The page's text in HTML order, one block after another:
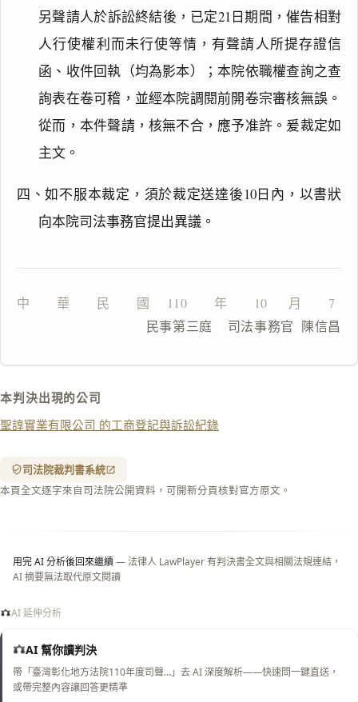
另聲請人於訴訟終結後，已定21日期間，催告相對
人行使權利而未行使等情，有聲請人所提存證信
函、收件回執（均為影本）；本院依職權查詢之查
詢表在卷可稽，並經本院調閱前開卷宗審核無誤。
從而，本件聲請，核無不合，應予准許。爰裁定如
主文。
四、如不服本裁定，須於裁定送達後10日內，以書狀
向本院司法事務官提出異議。
中　　華　　民　　國　 110　　年　　10　  月　　7　
                  民事第三庭    司法事務官  陳信昌
本判決出現的公司
聖諄實業有限公司 的工商登記與訴訟紀錄
司法院裁判書系統
本頁全文逐字來自司法院公開資料，可開新分頁核對官方原文。
用完 AI 分析後回來繼續— 法律人 LawPlayer 有判決書全文與相關法規連結，
AI 摘要無法取代原文閱讀
AI 延伸分析
AI 幫你讀判決
帶「臺灣彰化地方法院110年度司聲…」去 AI 深度解析——快速問一鍵直送，
或帶完整內容讓回答更精準
主
文
由
一
全